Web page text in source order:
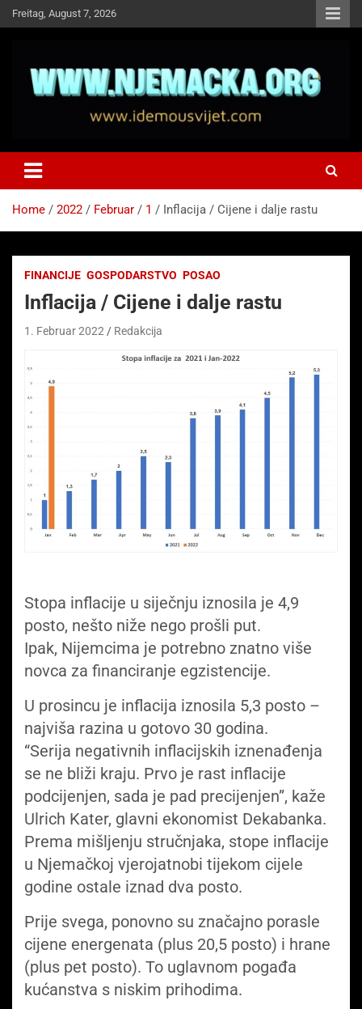
Skip
to
Freitag, August 7, 2026
Idemo u Svijet-Njemacka!
Home 2022 Februar 1 Inflacija / Cijene i dalje rastu
FINANCIJE GOSPODARSTVO POSAO
Inflacija / Cijene i dalje rastu
1. Februar 2022 Redakcija
Stopa inflacije u siječnju iznosila je 4,9
posto, nešto niže nego prošli put.
Ipak, Nijemcima je potrebno znatno više
novca za financiranje egzistencije.
U prosincu je inflacija iznosila 5,3 posto –
najviša razina u gotovo 30 godina.
“Serija negativnih inflacijskih iznenađenja
se ne bliži kraju. Prvo je rast inflacije
podcijenjen, sada je pad precijenjen”, kaže
Ulrich Kater, glavni ekonomist Dekabanka.
Prema mišljenju stručnjaka, stope inflacije
u Njemačkoj vjerojatnobi tijekom cijele
godine ostale iznad dva posto.
Prije svega, ponovno su značajno porasle
cijene energenata (plus 20,5 posto) i hrane
(plus pet posto). To uglavnom pogađa
kućanstva s niskim prihodima.